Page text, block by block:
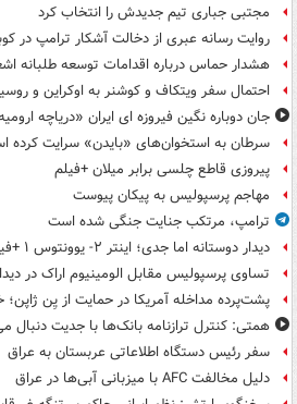
مجتبی جباری تیم جدیدش را انتخاب کرد
روایت رسانه عبری از دخالت آشکار ترامپ در
هشدار حماس درباره اقدامات توسعه طلبانه
احتمال سفر ویتکاف و کوشنر به اوکراین و
جان دوباره نگین فیروزه ای ایران «دریاچه
سرطان به استخوان‌های «بایدن» سرایت کرده
پیروزی قاطع چلسی برابر میلان +فیلم
مهاجم پرسپولیس به پیکان پیوست
ترامپ، مرتکب جنایت جنگی شده است
دیدار دوستانه اما جدی؛ اینتر ۲- یوونتوس ۱ +فیلم
تساوی پرسپولیس مقابل الومینیوم اراک در
پشت‌پرده مداخله آمریکا در حمایت از یِن
همتی: کنترل ترازنامه بانک‌ها با جدیت دنبال
سفر رئیس دستگاه اطلاعاتی عربستان به عراق
دلیل مخالفت AFC با میزبانی آبی‌ها در عراق